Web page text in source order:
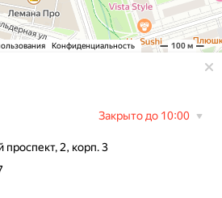
Конфиденциальность 100 м
Закрыто до 10:00
проспект, 2, корп. 3